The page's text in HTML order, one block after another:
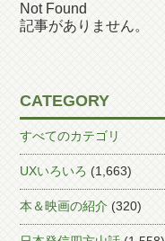
Not Found
記事がありません。
CATEGORY
すべてのカテゴリ
UXいろいろ (1,663)
本＆映画の紹介 (320)